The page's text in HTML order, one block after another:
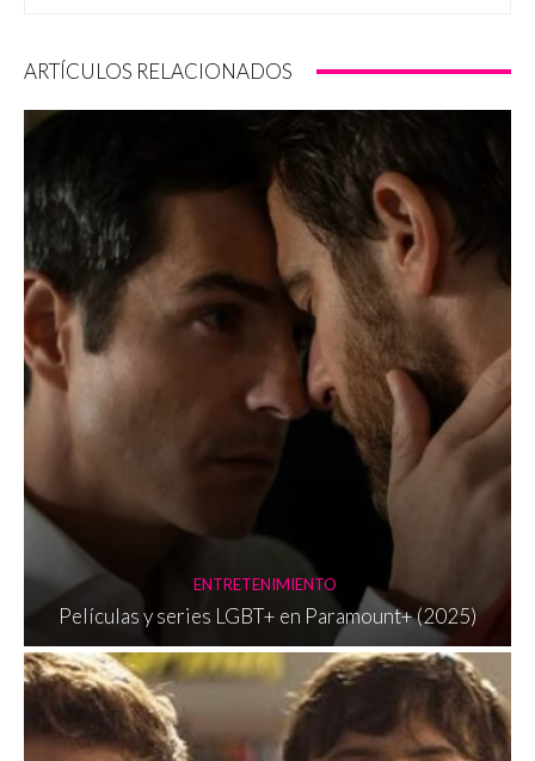
ARTÍCULOS RELACIONADOS
ENTRETENIMIENTO
Películas y series LGBT+ en Paramount+ (2025)